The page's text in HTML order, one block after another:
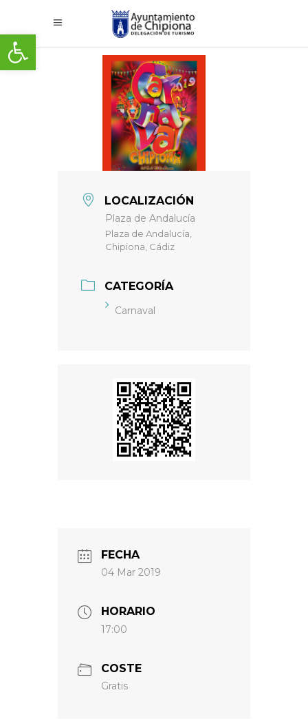
Abrir barra de herramientas
LOCALIZACIÓN
Plaza de Andalucía
Plaza de Andalucía,
Chipiona, Cádiz
CATEGORÍA
Carnaval
FECHA
04 Mar 2019
HORARIO
17:00
COSTE
Gratis